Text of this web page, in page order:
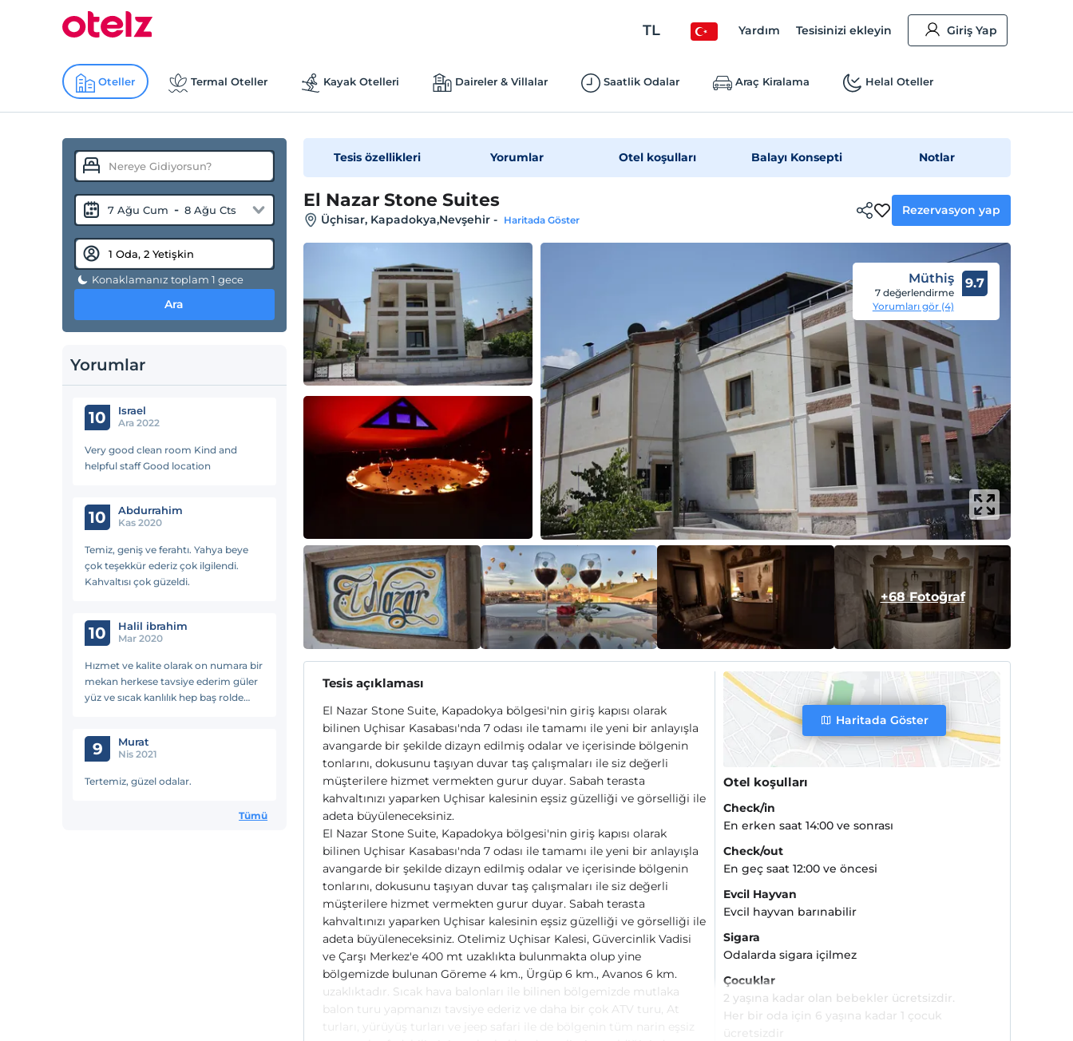
TL Yardım Tesisinizi ekleyin Giriş Yap
Oteller Termal Oteller Kayak Otelleri Daireler & Villalar Saatlik Odalar Araç Kiralama Helal Oteller
7 Ağu Cum - 8 Ağu Cts
Konaklamanız toplam 1 gece
Ara
Yorumlar
10 Israel
Ara 2022
Very good clean room Kind and
helpful staff Good location
10 Abdurrahim
Kas 2020
Temiz, geniş ve ferahtı. Yahya beye
çok teşekkür ederiz çok ilgilendi.
Kahvaltısı çok güzeldi.
10 Halil ibrahim
Mar 2020
Hızmet ve kalite olarak on numara bir
mekan herkese tavsiye ederim güler
yüz ve sıcak kanlılık hep baş rolde
9 Murat
Nis 2021
Tertemiz, güzel odalar.
Tümü
Tesis özellikleri Yorumlar Otel koşulları Balayı Konsepti Notlar
El Nazar Stone Suites
Üçhisar, Kapadokya,Nevşehir- Haritada Göster
Rezervasyon yap
Müthiş
7 değerlendirme
Yorumları gör (4)
9.7
+68 Fotoğraf
Tesis açıklaması
El Nazar Stone Suite, Kapadokya bölgesi'nin giriş kapısı olarak
bilinen Uçhisar Kasabası'nda 7 odası ile tamamı ile yeni bir anlayışla
avangarde bir şekilde dizayn edilmiş odalar ve içerisinde bölgenin
tonlarını, dokusunu taşıyan duvar taş çalışmaları ile siz değerli
müşterilere hizmet vermekten gurur duyar. Sabah terasta
kahvaltınızı yaparken Uçhisar kalesinin eşsiz güzelliği ve görselliği ile
adeta büyüleneceksiniz.
El Nazar Stone Suite, Kapadokya bölgesi'nin giriş kapısı olarak
bilinen Uçhisar Kasabası'nda 7 odası ile tamamı ile yeni bir anlayışla
avangarde bir şekilde dizayn edilmiş odalar ve içerisinde bölgenin
tonlarını, dokusunu taşıyan duvar taş çalışmaları ile siz değerli
müşterilere hizmet vermekten gurur duyar. Sabah terasta
kahvaltınızı yaparken Uçhisar kalesinin eşsiz güzelliği ve görselliği ile
adeta büyüleneceksiniz. Otelimiz Uçhisar Kalesi, Güvercinlik Vadisi
ve Çarşı Merkez'e 400 mt uzaklıkta bulunmakta olup yine
bölgemizde bulunan Göreme 4 km., Ürgüp 6 km., Avanos 6 km.
uzaklıktadır. Sıcak hava balonları ile bilinen bölgemizde mutlaka
balon turu yapmanızı tavsiye ederiz ve daha bir çok ATV turu, At
turları, yürüyüş turları ve jeep safari ile de bölgenin tüm narin eşsiz
Haritada Göster
Otel koşulları
Check/in
En erken saat 14:00 ve sonrası
Check/out
En geç saat 12:00 ve öncesi
Evcil Hayvan
Evcil hayvan barınabilir
Sigara
Odalarda sigara içilmez
Çocuklar
2 yaşına kadar olan bebekler ücretsizdir.
Her bir oda için 6 yaşına kadar 1 çocuk
ücretsizdir